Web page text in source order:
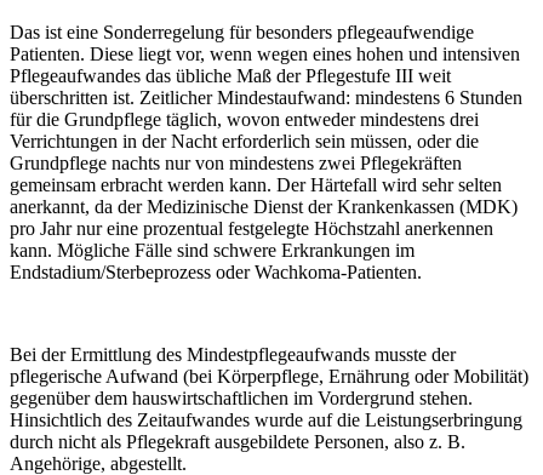
Das ist eine Sonderregelung für besonders pflegeaufwendige
Patienten. Diese liegt vor, wenn wegen eines hohen und intensiven
Pflegeaufwandes das übliche Maß der Pflegestufe III weit
überschritten ist. Zeitlicher Mindestaufwand: mindestens 6 Stunden
für die Grundpflege täglich, wovon entweder mindestens drei
Verrichtungen in der Nacht erforderlich sein müssen, oder die
Grundpflege nachts nur von mindestens zwei Pflegekräften
gemeinsam erbracht werden kann. Der Härtefall wird sehr selten
anerkannt, da der Medizinische Dienst der Krankenkassen (MDK)
pro Jahr nur eine prozentual festgelegte Höchstzahl anerkennen
kann. Mögliche Fälle sind schwere Erkrankungen im
Endstadium/Sterbeprozess oder Wachkoma-Patienten.
Bei der Ermittlung des Mindestpflegeaufwands musste der
pflegerische Aufwand (bei Körperpflege, Ernährung oder Mobilität)
gegenüber dem hauswirtschaftlichen im Vordergrund stehen.
Hinsichtlich des Zeitaufwandes wurde auf die Leistungserbringung
durch nicht als Pflegekraft ausgebildete Personen, also z. B.
Angehörige, abgestellt.